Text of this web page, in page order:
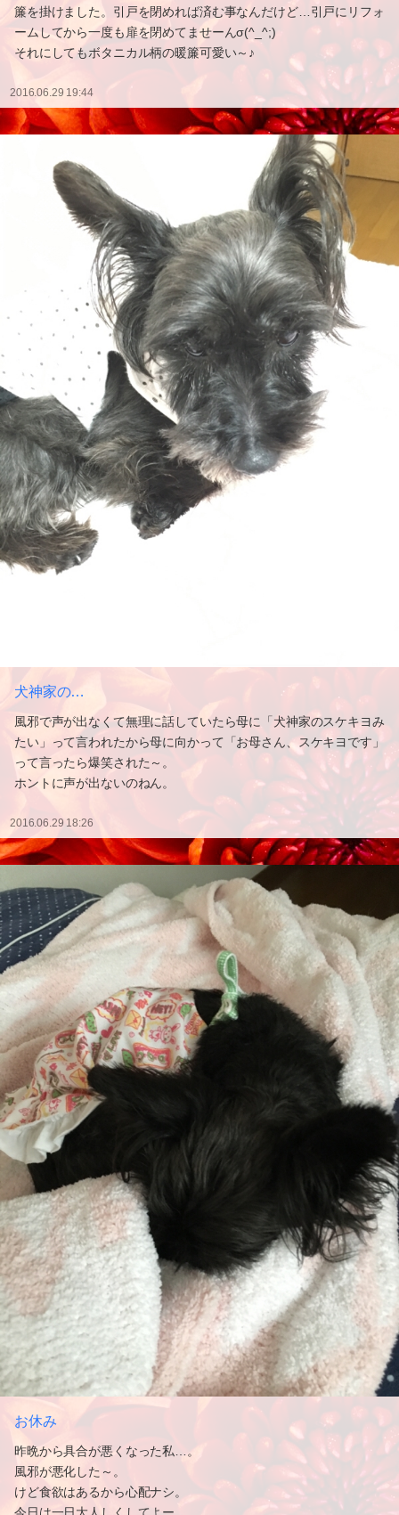
簾を掛けました。引戸を閉めれば済む事なんだけど…引戸にリフォ
ームしてから一度も扉を閉めてませーんσ(^_^;)
それにしてもボタニカル柄の暖簾可愛い～♪
2016.06.29 19:44
犬神家の…
風邪で声が出なくて無理に話していたら母に「犬神家のスケキヨみ
たい」って言われたから母に向かって「お母さん、スケキヨです」
って言ったら爆笑された～。
ホントに声が出ないのねん。
2016.06.29 18:26
お休み
昨晩から具合が悪くなった私…。
風邪が悪化した～。
けど食欲はあるから心配ナシ。